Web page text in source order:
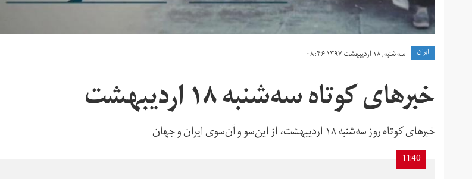
ايران سه شنبه, ۱۸ اردیبهشت ۱۳۹۷ ۰۸:۴۶
خبرهای کوتاه سه‌شنبه ۱۸ اردیبهشت
خبرهای کوتاه روز سه‌شنبه ۱۸ اردیبهشت، از این‌سو و آن‌سوی ایران و جهان
11:40